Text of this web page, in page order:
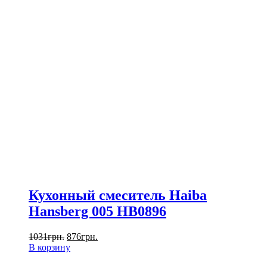
Кухонный смеситель Haiba
Hansberg 005 HB0896
1031грн. 876грн.
В корзину